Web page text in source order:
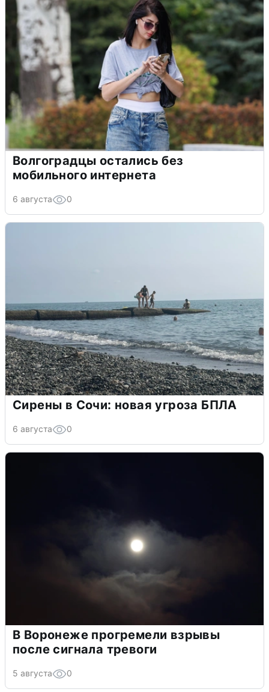
Волгоградцы остались без
мобильного интернета
6 августа 0
Сирены в Сочи: новая угроза БПЛА
6 августа 0
В Воронеже прогремели взрывы
после сигнала тревоги
5 августа 0